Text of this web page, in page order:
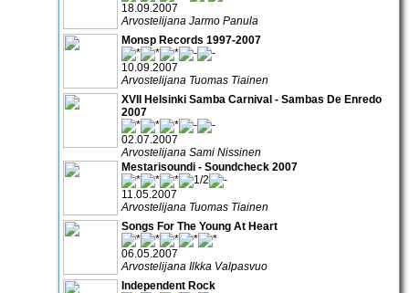
18.09.2007
Arvostelijana Jarmo Panula
Monsp Records 1997-2007
10.09.2007
Arvostelijana Tuomas Tiainen
XVII Helsinki Samba Carnival - Sambas De Enredo
2007
02.07.2007
Arvostelijana Sami Nissinen
Mestarisoundi - Soundcheck 2007
11.05.2007
Arvostelijana Tuomas Tiainen
Songs For The Young At Heart
06.05.2007
Arvostelijana Ilkka Valpasvuo
Independent Rock